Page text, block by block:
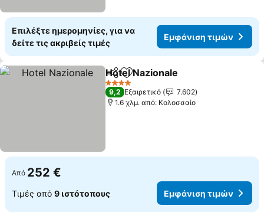
Επιλέξτε ημερομηνίες, για να
δείτε τις ακριβείς τιμές
Εμφάνιση τιμών
Κοινοποίηση
Προσθήκη στα αγαπημένα
Hotel Nazionale
4 Αστέρια
9,2 Εξαιρετικό
7.602
1.6 χλμ. από: Κολοσσαίο
Από 252 €
Τιμές από 9 ιστότοπους Εμφάνιση τιμών